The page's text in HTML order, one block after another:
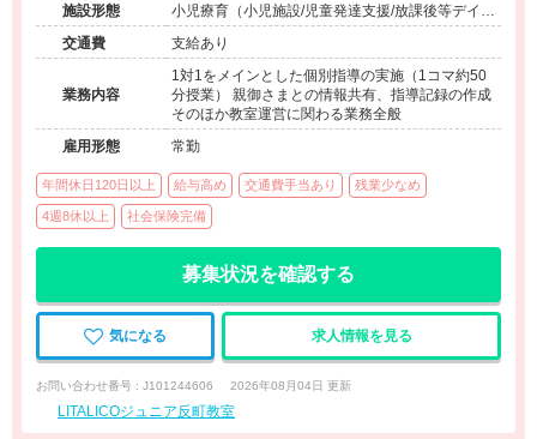
施設形態
小児療育（小児施設/児童発達支援/放課後等デイサ
ービス）
交通費 支給あり
業務内容
1対1をメインとした個別指導の実施（1コマ約50
分授業） 親御さまとの情報共有、指導記録の作成
そのほか教室運営に関わる業務全般
雇用形態
常勤
年間休日120日以上 給与高め 交通費手当あり 残業少なめ
4週8休以上 社会保険完備
募集状況を確認する
気になる 求人情報を見る
お問い合わせ番号 : J101244606 2026年08月04日 更新
LITALICOジュニア反町教室